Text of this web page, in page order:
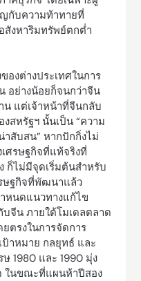
กับความท้าทายที่
สังหาริมทรัพย์ตกต่ำ
องต่างประเทศในการ
อย่างน้อยก็จนกว่าจีน
น แต่เจ้าหน้าที่จีนกลับ
สหรัฐฯ นั้นเป็น “ความ
าสับสน” หากปักกิ่งไม่
ศรษฐกิจที่แท้จริงที่
ก็ไม่มีจุดเริ่มต้นสำหรับ
ษฐกิจที่พัฒนาแล้ว
หนดแนวทางแก้ไข
จีน ภายใต้โมเดลตลาด
ตรงในการจัดการ
าหมาย กลยุทธ์ และ
1980 และ 1990 มุ่ง
ในขณะที่แผนห้าปีสอง